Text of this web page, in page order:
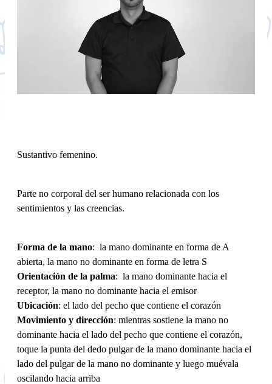
Sustantivo femenino.
Parte no corporal del ser humano relacionada con los
sentimientos y las creencias.
Forma de la mano: la mano dominante en forma de A
abierta, la mano no dominante en forma de letra S
Orientación de la palma: la mano dominante hacia el
receptor, la mano no dominante hacia el emisor
Ubicación: el lado del pecho que contiene el corazón
Movimiento y dirección: mientras sostiene la mano no
dominante hacia el lado del pecho que contiene el corazón,
toque la punta del dedo pulgar de la mano dominante hacia el
lado del pulgar de la mano no dominante y luego muévala
oscilando hacia arriba